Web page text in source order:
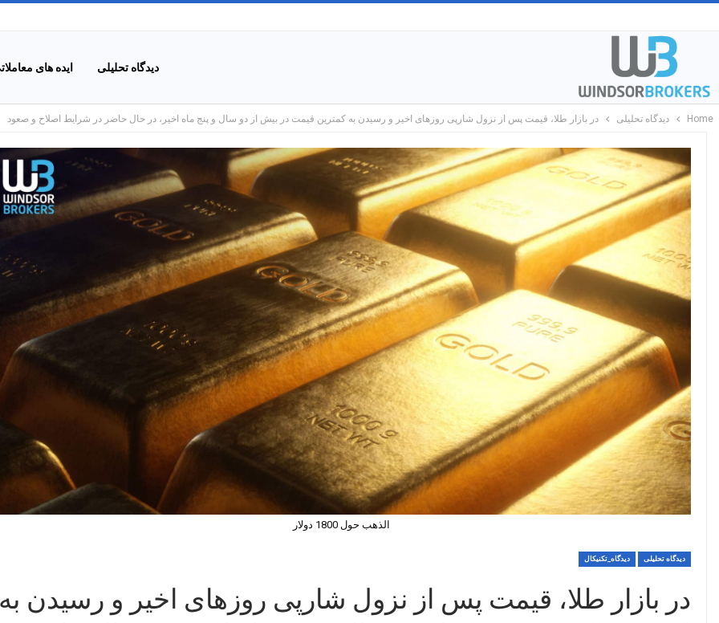
دیدگاه تحلیلی ایده های
Home دیدگاه تحلیلی در بازار طلا، قیمت پس از نزول شارپی روزهای اخیر و رسیدن به کمترین قیمت در بیش از دو سال و پنج ماه اخیر، در حال حاضر در شرایط اصلاح و صعود
الذهب حول 1800 دولار
دیدگاه تحلیلی دیدگاه_تکنیکال
در بازار طلا، قیمت پس از نزول شارپی روزهای اخیر و رسیدن